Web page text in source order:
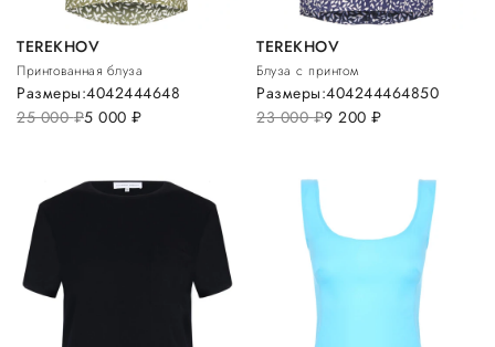
TEREKHOV
Принтованная блуза
25 000руб.5 000 руб.
Размеры:4042444648
TEREKHOV
Блуза с принтом
23 000руб.9 200руб.
Размеры:404244464850